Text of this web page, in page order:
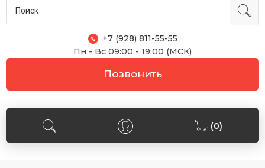
+7 (928) 811-55-55
Пн - Вс 09:00 - 19:00 (МСК)
Позвонить
(0)